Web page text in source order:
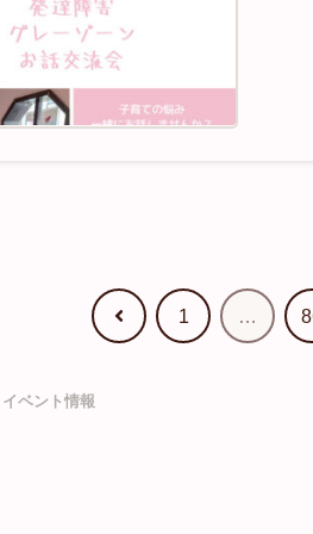
前 1 …
イベント情報